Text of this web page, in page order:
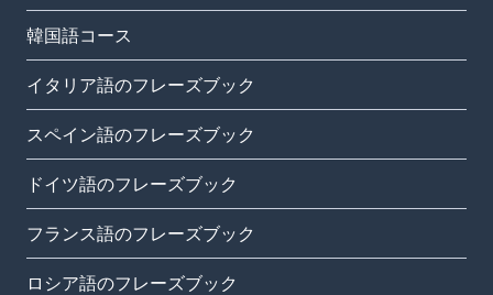
韓国語コース
イタリア語のフレーズブック
スペイン語のフレーズブック
ドイツ語のフレーズブック
フランス語のフレーズブック
ロシア語のフレーズブック